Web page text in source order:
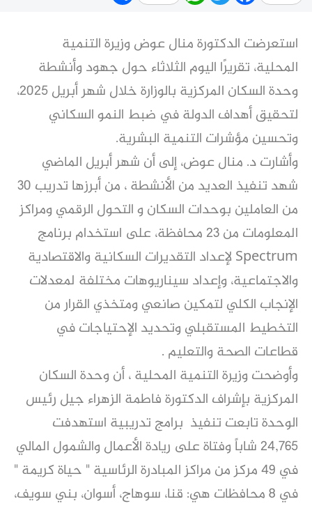
استعرضت الدكتورة منال عوض وزيرة التنمية
المحلية، تقريرًا اليوم الثلاثاء حول جهود وأنشطة
وحدة السكان المركزية بالوزارة خلال شهر أبريل 2025،
لتحقيق أهداف الدولة في ضبط النمو السكاني
وتحسين مؤشرات التنمية البشرية.
وأشارت د. منال عوض، إلى أن شهر أبريل الماضي
شهد تنفيذ العديد من الأنشطة ، من أبرزها تدريب 30
من العاملين بوحدات السكان و التحول الرقمي ومراكز
المعلومات من 23 محافظة، على استخدام برنامج
Spectrum لإعداد التقديرات السكانية والاقتصادية
والاجتماعية، وإعداد سيناريوهات مختلفة لمعدلات
الإنجاب الكلي لتمكين صانعي ومتخذي القرار من
التخطيط المستقبلي وتحديد الإحتياجات في
قطاعات الصحة والتعليم .
وأوضحت وزيرة التنمية المحلية ، أن وحدة السكان
المركزية بإشراف الدكتورة فاطمة الزهراء جيل رئيس
الوحدة تابعت تنفيذ برامج تدريبية استهدفت
24,765 شاباً وفتاة على ريادة الأعمال والشمول المالي
في 49 مركز من مراكز المبادرة الرئاسية " حياة كريمة "
في 8 محافظات هي: قنا، سوهاج، أسوان، بني سويف،